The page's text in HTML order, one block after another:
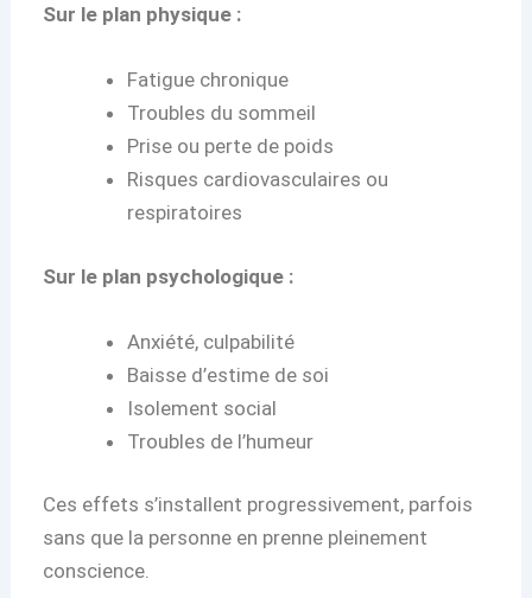
Sur le plan physique :
Fatigue chronique
Troubles du sommeil
Prise ou perte de poids
Risques cardiovasculaires ou
respiratoires
Sur le plan psychologique :
Anxiété, culpabilité
Baisse d’estime de soi
Isolement social
Troubles de l’humeur
Ces effets s’installent progressivement, parfois
sans que la personne en prenne pleinement
conscience.